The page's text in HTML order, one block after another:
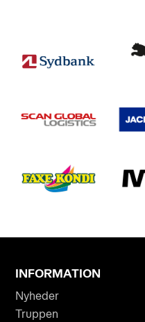
INFORMATION
Nyheder
Truppen